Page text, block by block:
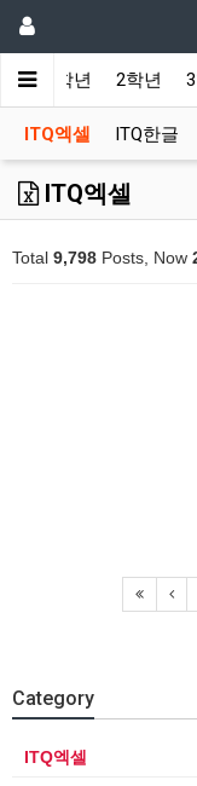
항 1학년 2학년
ITQ엑셀 ITQ한글
ITQ엑셀
Total 9,798 Posts, Now
Category
ITQ엑셀